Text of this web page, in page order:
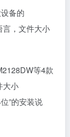
备的
，文件大小
等4款
大小
”的安装说